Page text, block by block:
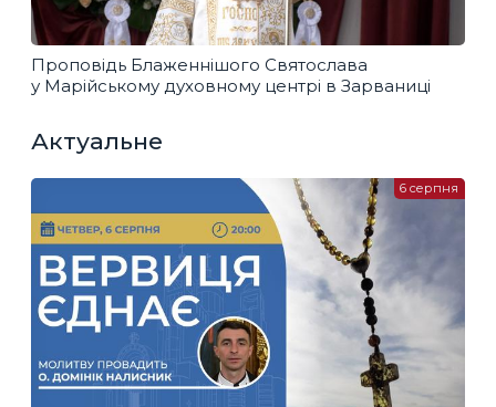
Проповідь Блаженнішого Святослава
у Марійському духовному центрі в Зарваниці
Актуальне
6 серпня